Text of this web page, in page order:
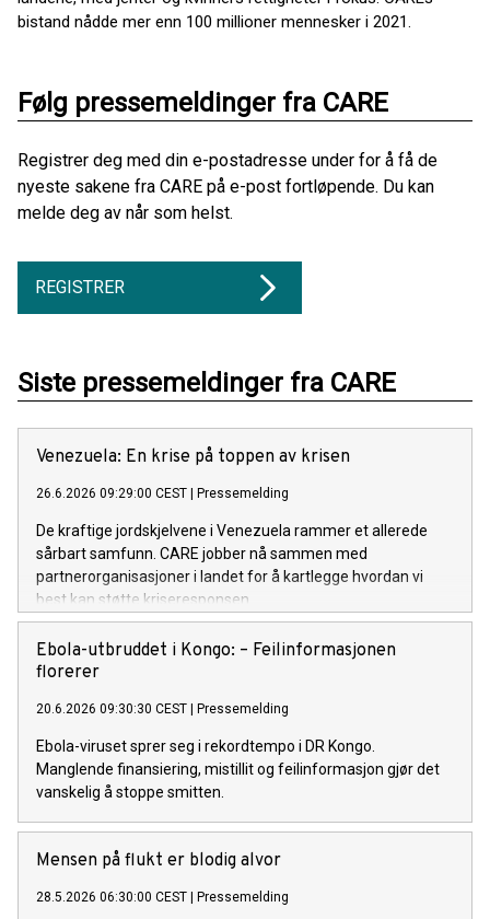
bistand nådde mer enn 100 millioner mennesker i 2021.
Følg pressemeldinger fra CARE
Registrer deg med din e-postadresse under for å få de
nyeste sakene fra CARE på e-post fortløpende. Du kan
melde deg av når som helst.
REGISTRER
Siste pressemeldinger fra CARE
Venezuela: En krise på toppen av krisen
26.6.2026 09:29:00 CEST | Pressemelding
De kraftige jordskjelvene i Venezuela rammer et allerede
sårbart samfunn. CARE jobber nå sammen med
partnerorganisasjoner i landet for å kartlegge hvordan vi
best kan støtte kriseresponsen.
Ebola-utbruddet i Kongo: – Feilinformasjonen
florerer
20.6.2026 09:30:30 CEST | Pressemelding
Ebola-viruset sprer seg i rekordtempo i DR Kongo.
Manglende finansiering, mistillit og feilinformasjon gjør det
vanskelig å stoppe smitten.
Mensen på flukt er blodig alvor
28.5.2026 06:30:00 CEST | Pressemelding